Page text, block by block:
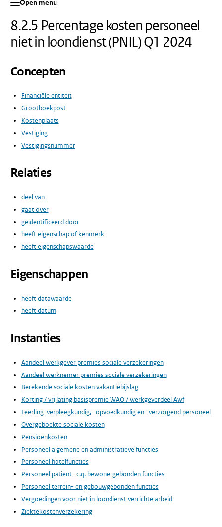
Open menu
8.2.5 Percentage kosten personeel
niet in loondienst (PNIL) Q1 2024
Concepten
Financiële entiteit
Grootboekpost
Kostenplaats
Vestiging
Vestigingsnummer
Relaties
deel van
gaat over
geïdentificeerd door
heeft eigenschap of kenmerk
heeft eigenschapswaarde
Eigenschappen
heeft datawaarde
heeft datum
Instanties
Aandeel werkgever premies sociale verzekeringen
Aandeel werknemer premies sociale verzekeringen
Berekende sociale kosten vakantiebijslag
Korting / vrijlating basispremie WAO / werkgeverdeel Awf
Leerling-verpleegkundig, -opvoedkundig en -verzorgend personeel
Overgeboekte sociale kosten
Pensioenkosten
Personeel algemene en administratieve functies
Personeel hotelfuncties
Personeel patiënt- c.q. bewonergebonden functies
Personeel terrein- en gebouwgebonden functies
Vergoedingen voor niet in loondienst verrichte arbeid
Ziektekostenverzekering